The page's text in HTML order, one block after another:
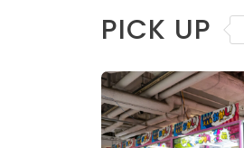
PICK UP